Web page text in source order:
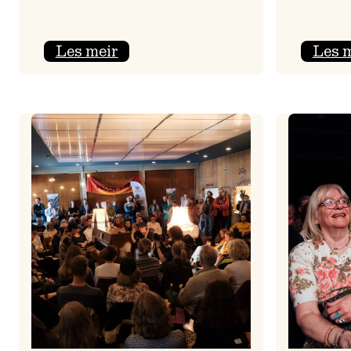
Les meir:
–
3.
joledag
Les